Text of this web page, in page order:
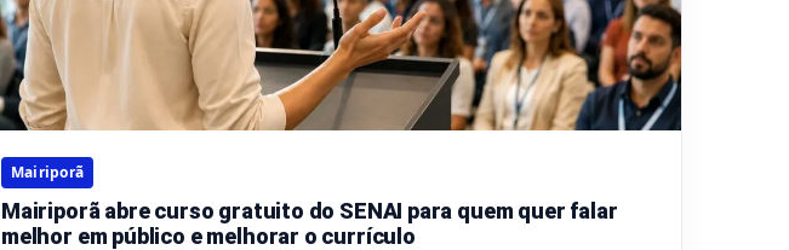
Mairiporã
Mairiporã abre curso gratuito do SENAI para quem quer falar
melhor em público e melhorar o currículo